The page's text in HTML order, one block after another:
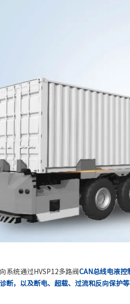
系统通过HVSP12多路阀 CAN总线电液控
断，以及断电、超载、过流和反向保护